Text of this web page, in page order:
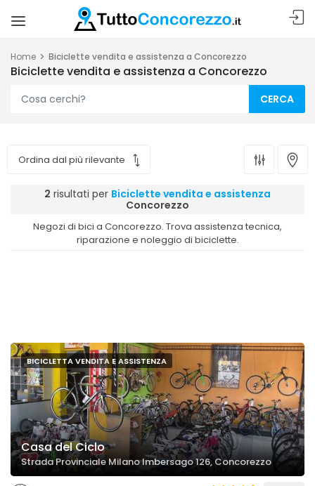
Home Biciclette vendita e assistenza a Concorezzo
Biciclette vendita e assistenza a Concorezzo
CERCA
2 risultati per Biciclette vendita e assistenza
Concorezzo
Negozi di bici a Concorezzo. Trova assistenza tecnica,
riparazione e noleggio di biciclette.
BICICLETTA VENDITA E ASSISTENZA
Casa del Ciclo
Strada Provinciale Milano Imbersago 126, Concorezzo